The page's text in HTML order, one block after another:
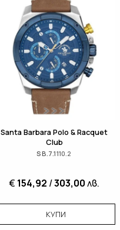
Santa Barbara Polo & Racquet
Club
SB.7.1110.2
€ 154,92 /303,00лв.
КУПИ